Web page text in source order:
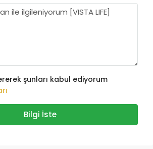
şunları kabul ediyorum
Bilgi İste